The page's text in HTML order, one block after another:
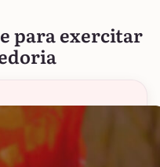
para exercitar